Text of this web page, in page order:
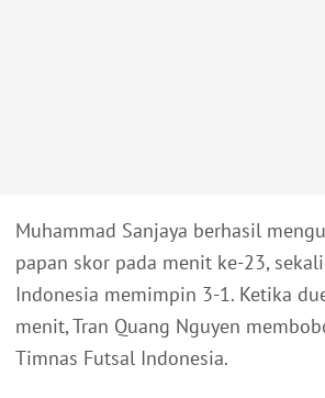
Muhammad Sanjaya berhasil
papan skor pada menit ke-23,
Indonesia memimpin 3-1. Ketika
menit, Tran Quang Nguyen
Timnas Futsal Indonesia.